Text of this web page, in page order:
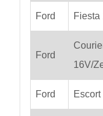
Ford Fiesta
Ford
16V/
Ford